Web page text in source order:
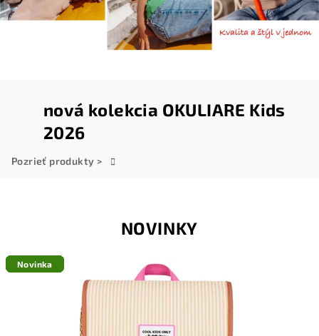
nová kolekcia OKULIARE Kids
2026
Pozrieť produkty >
a
NOVINKY
Novinka
Novinka
Novinka
Novinka
Novinka
Novinka
Novinka
Novinka
Novinka
Novinka